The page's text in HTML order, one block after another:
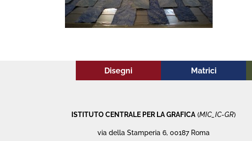
Disegni Matrici
ISTITUTO CENTRALE PER LA GRAFICA (MIC_IC-GR)
via della Stamperia 6, 00187 Roma